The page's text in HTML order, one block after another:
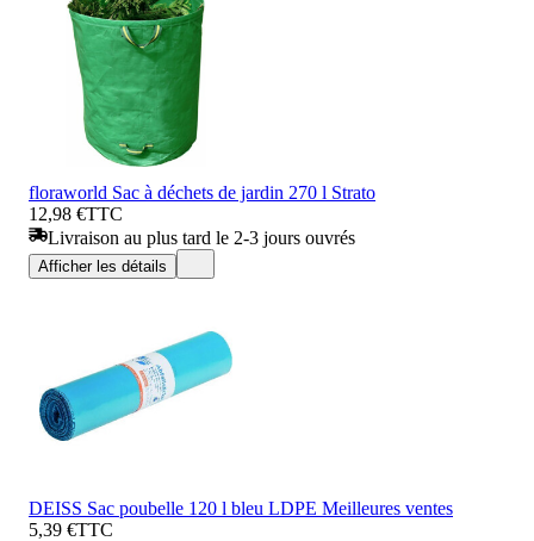
floraworld Sac à déchets de jardin 270 l Strato
12,98 €TTC
Livraison au plus tard le 2-3 jours ouvrés
Afficher les détails
DEISS Sac poubelle 120 l bleu LDPE Meilleures ventes
5,39 €TTC